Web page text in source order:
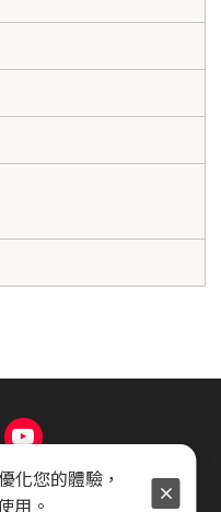
見問題 會員服務條款
化您的體驗，
用。